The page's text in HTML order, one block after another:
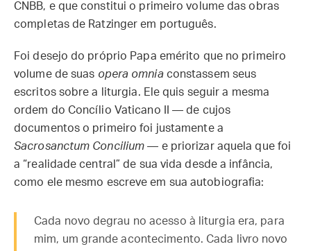
CNBB, e que constitui o primeiro volume das obras
completas de Ratzinger em português.
Foi desejo do próprio Papa emérito que no primeiro
volume de suas opera omniaconstassem seus
escritos sobre a liturgia. Ele quis seguir a mesma
ordem do Concílio Vaticano II — de cujos
documentos o primeiro foi justamente a
Sacrosanctum Concilium — e priorizar aquela que foi
a “realidade central” de sua vida desde a infância,
como ele mesmo escreve em sua autobiografia:
Cada novo degrau no acesso à liturgia era, para
mim, um grande acontecimento. Cada livro novo